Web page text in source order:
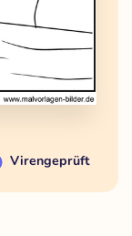
Virengeprüft